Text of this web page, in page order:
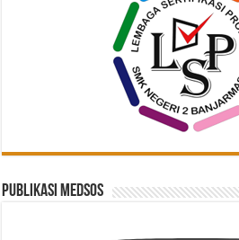
Publikasi Medsos